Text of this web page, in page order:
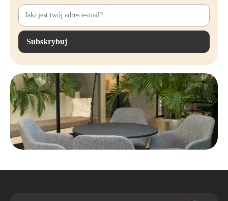
nie tylko jakość, ale także zrównoważoną przyszłość.
Dzięki trwałym stołom inwestujesz zarówno w design, jak i
funkcjonalność.
Kup stoły w Offeco
Offeco chętnie pomożemy Ci znaleźć odpowiednie rozwiązanie. Dzięki
szerokiemu asortymentowi i indywidualnemu doradztwu zawsze
znajdziesz stoły dopasowane do Twoich potrzeb i przestrzeni.
Niezależnie od tego, czy chcesz wyposażyć jedno stanowisko pracy, czy
całe biuro w nowe stoły, chętnie pomożemy. Offeco przyczynia się
również do zrównoważonej przyszłości poprzez promowanie
Subskrybuj